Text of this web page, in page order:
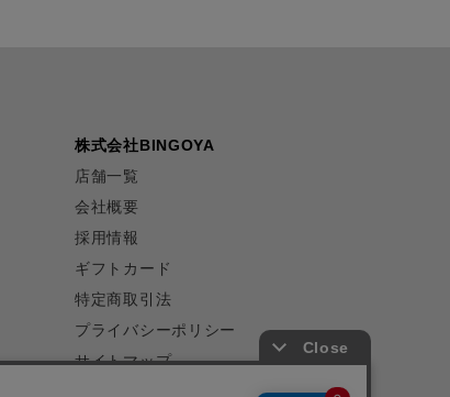
株式会社BINGOYA
店舗一覧
会社概要
採用情報
ギフトカード
特定商取引法
プライバシーポリシー
サイトマップ